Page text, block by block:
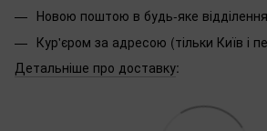
Новою поштою в будь-яке відділення
Кур'єром за адресою (тільки Київ і
Детальніше про доставку: